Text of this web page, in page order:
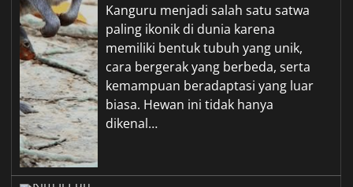
Kanguru menjadi salah satu satwa
paling ikonik di dunia karena
memiliki bentuk tubuh yang unik,
cara bergerak yang berbeda, serta
kemampuan beradaptasi yang luar
biasa. Hewan ini tidak hanya
dikenal…